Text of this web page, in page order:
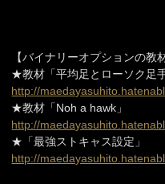
【バイナリーオプションの教
★教材「平均足とローソク足
http://
★教材「Noh a hawk」
http://
★「最強ストキャス設定」
http://